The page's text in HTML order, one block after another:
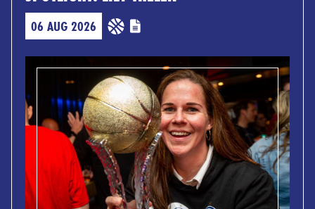
06 AUG 2026